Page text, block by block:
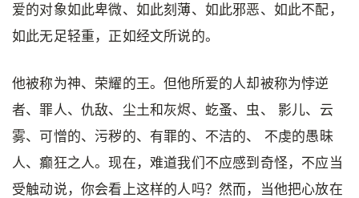
爱的对象如此卑微、如此刻薄、如此邪恶、如此不配，
如此无足轻重，正如经文所说的。
他被称为神、荣耀的王。但他所爱的人却被称为悖逆
者、罪人、仇敌、尘土和灰烬、虼蚤、虫、 影儿、云
雾、可憎的、污秽的、有罪的、不洁的、 不虔的愚昧
人、癫狂之人。现在，难道我们不应感到奇怪，不应当
受触动说，你会看上这样的人吗？然而，当他把心放在